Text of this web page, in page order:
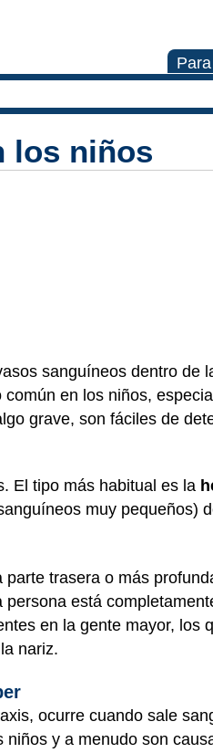
los niños
sanguíneos dentro de
en los niños,
grave, son fáciles de
El tipo más habitual es la
muy pequeños)
parte trasera o más
está
en la gente mayor, los
nariz.
ocurre cuando sale
y a menudo son